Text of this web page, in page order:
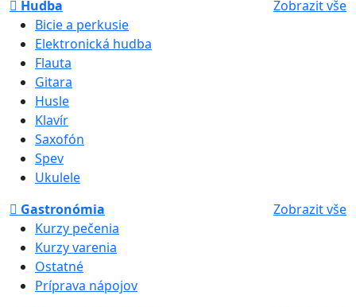
Hudba
Zobrazit vše
Bicie a perkusie
Elektronická hudba
Flauta
Gitara
Husle
Klavír
Saxofón
Spev
Ukulele
Gastronómia
Zobrazit vše
Kurzy pečenia
Kurzy varenia
Ostatné
Príprava nápojov